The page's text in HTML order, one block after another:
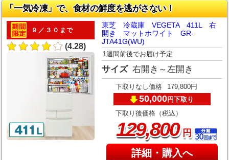
「一気冷凍」で、食材の鮮度を逃がさない！
９／３０まで
(4.28)
東芝 冷蔵庫 VEGETA 411L 右
開き マットホワイト GR-
JTA41G(WU)
1週間前後でお届け予定
サイズ 右開き～左開き
下取りなし価格 179,800円
50,000円下取り
下取り後価格（税込）
129,800円
詳細・購入へ